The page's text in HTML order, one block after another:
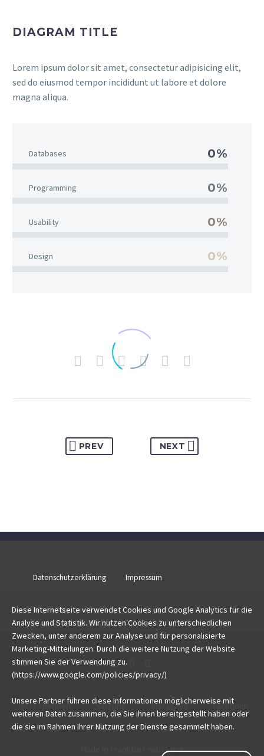
DIAGRAM TITLE
Lorem ipsum dolor sit amet, consectetur adipisicing elit,
sed do eiusmod tempor incididunt ut labore et dolore
magna aliqua.
Databases 0%
Programming 0%
Usability 0%
Design 0%
PREV NEXT
Datenschutzerklärung Impressum
Jetzt spenden Satzung Instagram Facebook
Made in Frankfurt with Love
Diese Internetseite verwendet Cookies und Google Analytics für die
Analyse und Statistik. Wir nutzen Cookies zu unterschiedlichen
Zwecken, unter anderem zur Analyse und für personalisierte
Marketing-Mitteilungen. Durch die weitere Nutzung der Website
stimmen Sie der Verwendung zu.
(https://www.google.com/policies/privacy/)
Unsere Partner führen diese Informationen möglicherweise mit
weiteren Daten zusammen, die Sie ihnen bereitgestellt haben oder
die sie im Rahmen Ihrer Nutzung der Dienste gesammelt haben.